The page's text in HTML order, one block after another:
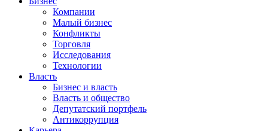
Компании
Малый бизнес
Конфликты
Торговля
Исследования
Технологии
Власть
Бизнес и власть
Власть и общество
Депутатский портфель
Антикоррупция